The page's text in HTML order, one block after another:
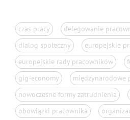
czas pracy
delegowanie
dialog społeczny
europejskie
europejskie rady pracowników
gig-economy
międzynarodowe
nowoczesne formy zatrudnienia
obowiązki pracownika